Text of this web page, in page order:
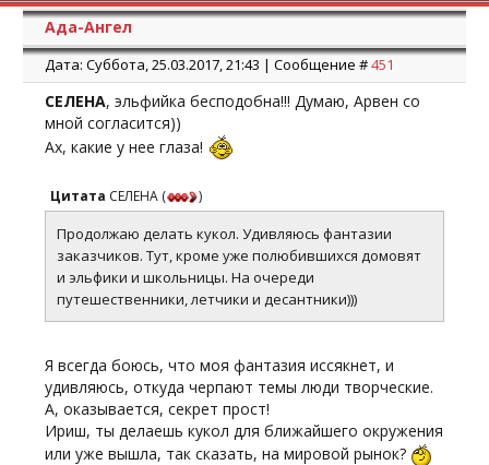
Ада-Ангел
Дата: Суббота, 25.03.2017, 21:43 | Сообщение #451
СЕЛЕНА, эльфийка бесподобна!!! Думаю, Арвен со
мной согласится))
Ах, какие у нее глаза!
Цитата СЕЛЕНА ( )
Продолжаю делать кукол. Удивляюсь фантазии
заказчиков. Тут, кроме уже полюбившихся домовят
и эльфики и школьницы. На очереди
путешественники, летчики и десантники)))
Я всегда боюсь, что моя фантазия иссякнет, и
удивляюсь, откуда черпают темы люди творческие.
А, оказывается, секрет прост!
Ириш, ты делаешь кукол для ближайшего окружения
или уже вышла, так сказать, на мировой рынок?